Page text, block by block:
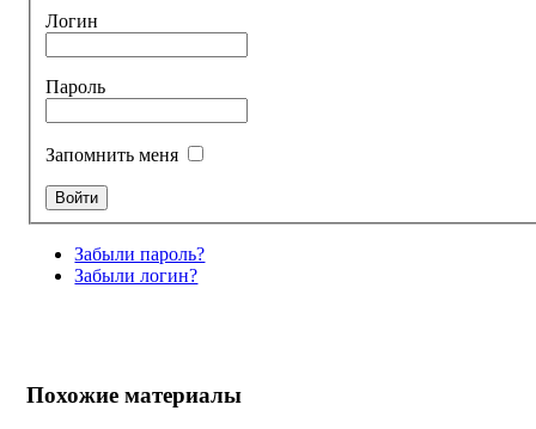
Логин
Пароль
Запомнить меня
Забыли пароль?
Забыли логин?
Похожие материалы